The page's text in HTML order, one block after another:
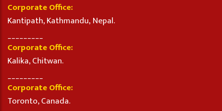
Corporate Office:
Kantipath, Kathmandu, Nepal.
Corporate Office:
Kalika, Chitwan.
Corporate Office:
Toronto, Canada.